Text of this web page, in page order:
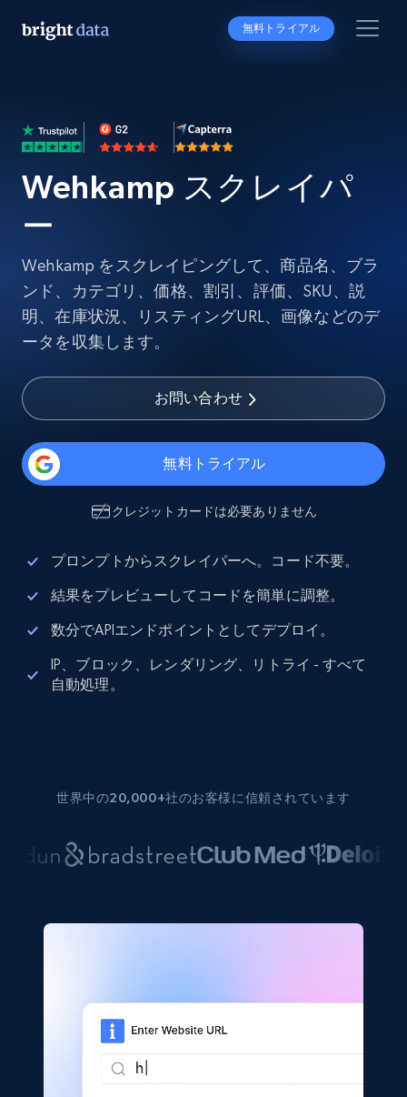
無料トライアル
Wehkamp スクレイパ
ー
Wehkamp をスクレイピングして、商品名、ブラ
ンド、カテゴリ、価格、割引、評価、SKU、説
明、在庫状況、リスティングURL、画像などのデ
ータを収集します。
お問い合わせ
無料トライアル
クレジットカードは必要ありません
プロンプトからスクレイパーへ。コード不要。
結果をプレビューしてコードを簡単に調整。
数分でAPIエンドポイントとしてデプロイ。
IP、ブロック、レンダリング、リトライ - すべて
自動処理。
世界中の20,000+社のお客様に信頼されています